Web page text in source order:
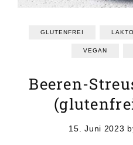
GLUTENFREI
VEGAN
Beeren-
15. Juni 2023